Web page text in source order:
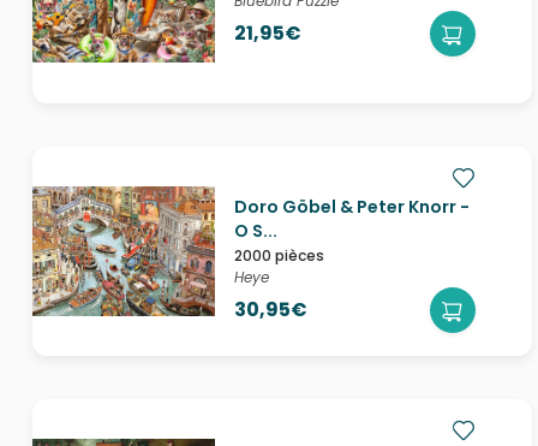
21,95€
Doro Göbel & Peter Knorr -
O S...
2000 pièces
Heye
30,95€